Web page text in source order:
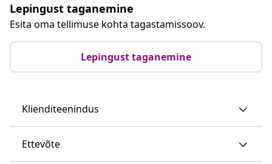
Lepingust taganemine
Esita oma tellimuse kohta tagastamissoov.
Lepingust taganemine
Klienditeenindus
Ettevõte